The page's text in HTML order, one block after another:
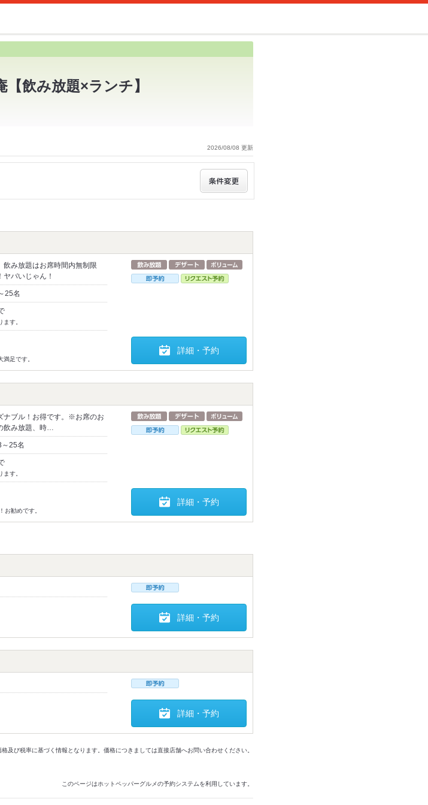
飲み放題×ランチ】
2026/08/08 更新
み放題はお席時間内無制限
バいじゃん！
25名
す。
足です。
詳細・予約
ナブル！お得です。※お席のお
飲み放題、時…
25名
す。
お勧めです。
詳細・予約
詳細・予約
詳細・予約
及び税率に基づく情報となります。価格につきましては直接店舗へお問い合わせください。
このページはホットペッパーグルメの予約システムを利用しています。